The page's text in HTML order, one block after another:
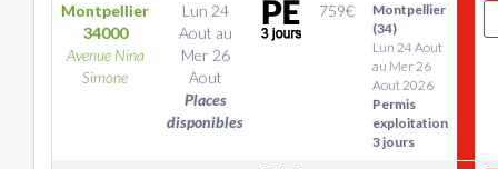
Montpellier
34000
Avenue Nina
Simone
Lun 24
Aout au
Mer 26
Aout
Places
disponibles
759€
Montpellier
(34)
Lun 24 Aout
au Mer 26
Aout 2026
Permis
exploitation
3 jours